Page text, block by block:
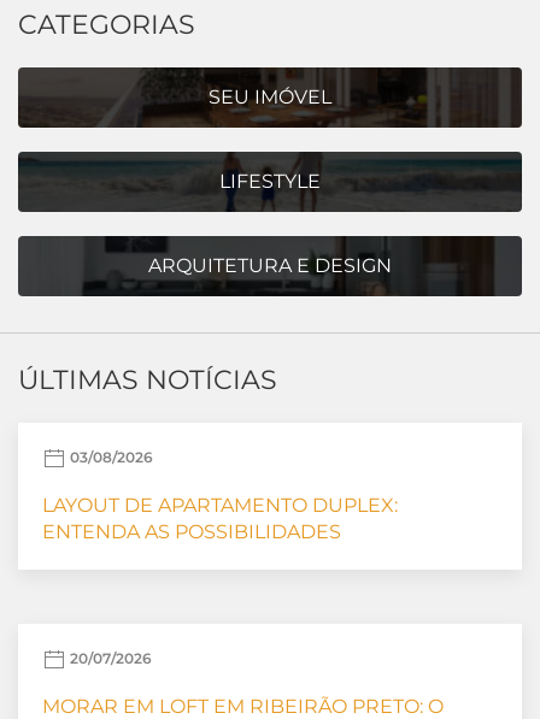
CATEGORIAS
SEU IMÓVEL
LIFESTYLE
ARQUITETURA E DESIGN
ÚLTIMAS NOTÍCIAS
03/08/2026
LAYOUT DE APARTAMENTO DUPLEX:
ENTENDA AS POSSIBILIDADES
20/07/2026
MORAR EM LOFT EM RIBEIRÃO PRETO: O